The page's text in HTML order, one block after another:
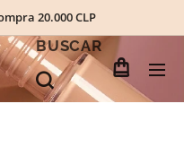
20.000 CLP
BUSCAR